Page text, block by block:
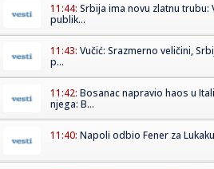
11:44: Srbija ima novu zlatnu
publik...
11:43: Vučić: Srazmerno veličini,
p...
11:42: Bosanac napravio haos u
njega: B...
11:40: Napoli odbio Fener za